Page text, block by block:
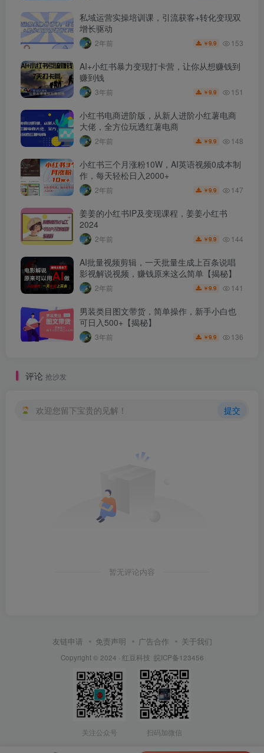
私域运营实操培训课，引流获客+转化变现双
增长驱动
2年前 ￥9.9 153
AI+小红书暴力变现打卡营，让你从想赚钱到
赚到钱
3年前 ￥9.9 151
小红书电商进阶版，从新人进阶小红薯电商
大佬，全方位玩透红薯电商
2年前 ￥9.9 148
小红书三个月涨粉10W，AI英语视频0成本制
作，每天轻松日入2000+
2年前 ￥9.9 147
姜姜的小红书IP及变现课程，姜姜小红书
2024
2年前 ￥9.9 144
AI批量视频剪辑，一天批量生成上百条说唱
影视解说视频，赚钱原来这么简单【揭秘】
2年前 ￥9.9 141
男装类目图文带货，简单操作，新手小白也
可日入500+【揭秘】
3年前 ￥9.9 136
评论 抢沙发
欢迎您留下宝贵的见解！ 提交
暂无评论内容
友链申请 免责声明 广告合作 关于我们
Copyright © 2024 · 红豆科技 皖ICP备123456
关注公众号 扫码加微信